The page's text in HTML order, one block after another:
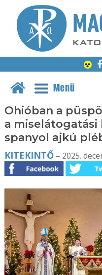
Menü
Ohióban a
a
spanyol ajkú
KITEKINTŐ– 2025.